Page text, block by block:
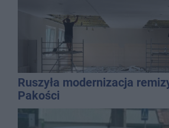
Ruszyła modernizacja
Pakości